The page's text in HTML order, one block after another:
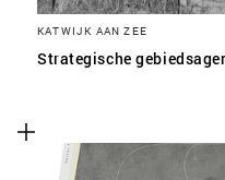
KATWIJK AAN ZEE
Strategische